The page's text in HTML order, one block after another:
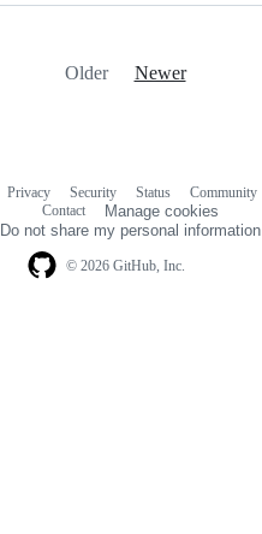
Older Newer
© 2026 GitHub, Inc.
Privacy Security Status Community
Contact
Manage cookies
Do not share my personal information